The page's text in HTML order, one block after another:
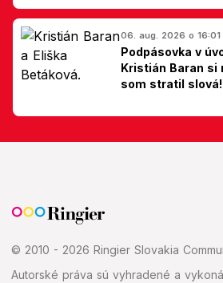
Slovákom
06. aug. 2026 o 16:01
Podpásovka v
Kristián Baran si
som stratil slová!
© 2010 - 2026 Ringier Slovakia
Autorské práva sú vyhradené a